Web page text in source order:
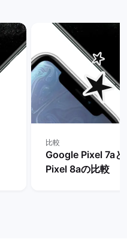
比較
Google Pixel 7a
Pixel 8aの比較